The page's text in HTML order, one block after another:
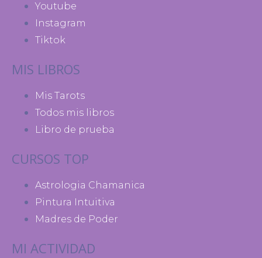
Youtube
Instagram
Tiktok
MIS LIBROS
Mis Tarots
Todos mis libros
Libro de prueba
CURSOS TOP
Astrologia Chamanica
Pintura Intuitiva
Madres de Poder
MI ACTIVIDAD